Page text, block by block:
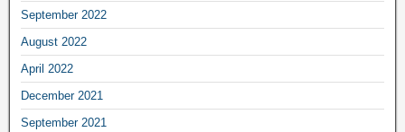
September 2022
August 2022
April 2022
December 2021
September 2021